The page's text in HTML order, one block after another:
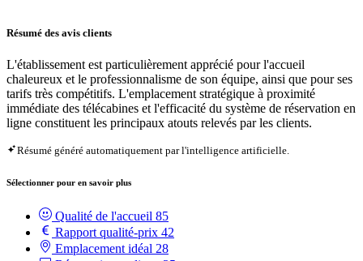
Résumé des avis clients
L'établissement est particulièrement apprécié pour l'accueil
chaleureux et le professionnalisme de son équipe, ainsi que pour ses
tarifs très compétitifs. L'emplacement stratégique à proximité
immédiate des télécabines et l'efficacité du système de réservation en
ligne constituent les principaux atouts relevés par les clients.
Résumé généré automatiquement par l'intelligence artificielle.
Sélectionner pour en savoir plus
Qualité de l'accueil 85
Rapport qualité-prix 42
Emplacement idéal 28